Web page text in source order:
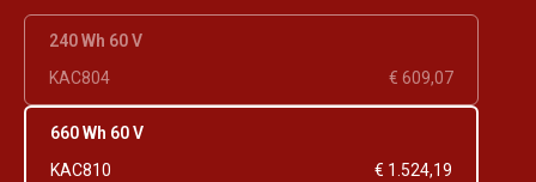
240 Wh 60 V
KAC804
€ 609,07
660 Wh 60 V
KAC810
€ 1.524,19